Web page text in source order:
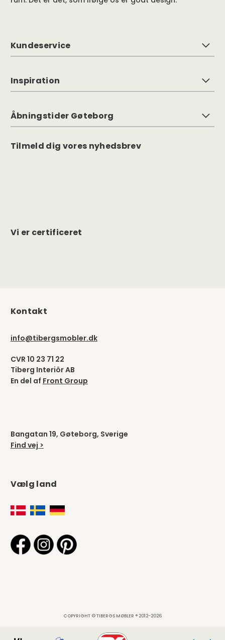
Kundeservice
Inspiration
Åbningstider Gøteborg
Tilmeld dig vores nyhedsbrev
Vi er certificeret
Kontakt
info@tibergsmobler.dk
CVR 10 23 71 22
Tiberg Interiör AB
En del af Front Group
Bangatan 19, Gøteborg, Sverige
Find vej >
Vælg land
COPYRIGHT © TIBERGS MØBLER ® 2012-2026